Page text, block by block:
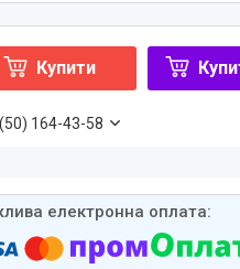
Купити
164-43-58